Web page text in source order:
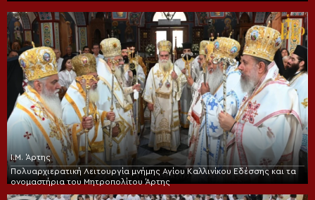
Ι.Μ. Άρτης
Πολυαρχιερατική Λειτουργία μνήμης Αγίου Καλλινίκου Εδέσσης και τα
ονομαστήρια του Μητροπολίτου Άρτης